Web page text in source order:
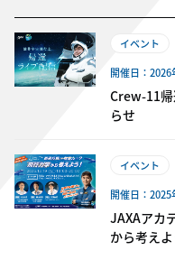
イベント
開催日：
Crew‑11
らせ
イベント
開催日：
JAXAアカ
から考えよ